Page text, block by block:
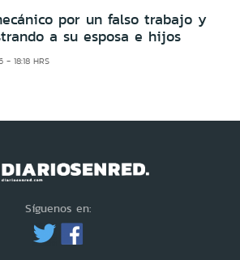
por un falso trabajo y
a su esposa e hijos
18:18 HRS
Síguenos en: